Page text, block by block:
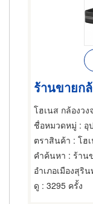
ร้านขายก
โฮเนส กล้องว
ชื่อหมวดหมู่ : อุปกร
ตราสินค้า : โฮ
คำค้นหา : ร้าน
อำเภอเมืองสุริน
ดู : 3295 ครั้ง